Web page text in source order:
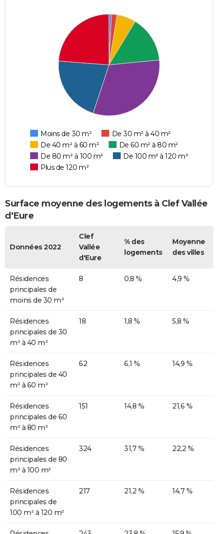
Moins de 30 m²
De 30 m² à 40 m²
De 40 m² à 60 m²
De 60 m² à 80 m²
De 80 m² à 100 m²
De 100 m² à 120 m²
Plus de 120 m²
Surface moyenne des logements à Clef Vallée
d'Eure
Données 2022
Clef
Vallée
d'Eure
% des
logements
Moyenne
des villes
Résidences
principales de
moins de 30 m²
8 0,8 % 4,9 %
Résidences
principales de 30
m² à 40 m²
18 1,8 % 5,8 %
Résidences
principales de 40
m² à 60 m²
62 6,1 % 14,9 %
Résidences
principales de 60
m² à 80 m²
151 14,8 % 21,6 %
Résidences
principales de 80
m² à 100 m²
324 31,7 % 22,2 %
Résidences
principales de
100 m² à 120 m²
217 21,2 % 14,7 %